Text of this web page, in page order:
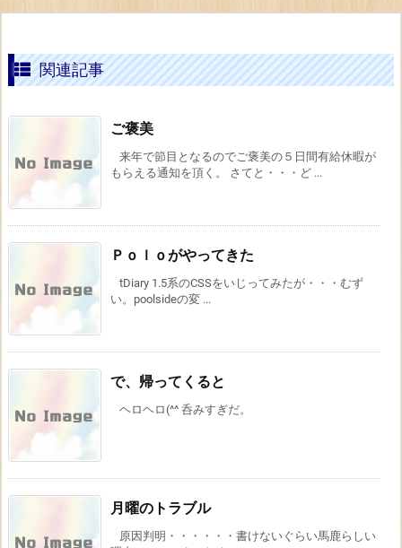
関連記事
ご褒美
来年で節目となるのでご褒美の５日間有給休暇が
もらえる通知を頂く。 さてと・・・ど ...
Ｐｏｌｏがやってきた
tDiary 1.5系のCSSをいじってみたが・・・むず
い。poolsideの変 ...
で、帰ってくると
ヘロヘロ(^^ 呑みすぎだ。
月曜のトラブル
原因判明・・・・・・書けないぐらい馬鹿らしい